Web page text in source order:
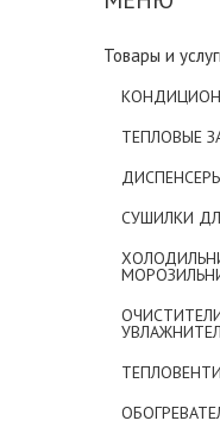
Товары и
ТЕПЛОВЫЕ
СУШИЛКИ